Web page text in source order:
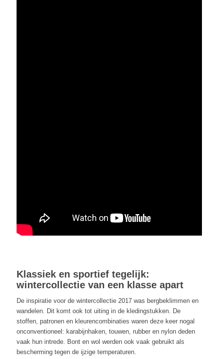
Klassiek en sportief tegelijk:
wintercollectie van een klasse apart
De inspiratie voor de wintercollectie 2017 was bergbeklimmen en
wandelen. Dit komt ook tot uiting in de kledingstukken. De
stoffen, patronen en kleurencombinaties waren deze keer nogal
onconventioneel: karabijnhaken, touwen, rubber en nylon deden
vaak hun intrede. Bont en wol werden ook vaak gebruikt als
bescherming tegen de ijzige temperaturen.